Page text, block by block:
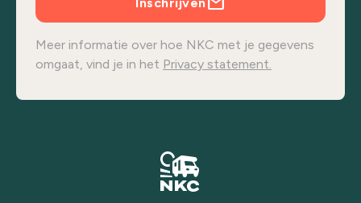
Meer informatie over hoe NKC met je gegevens
omgaat, vind je in het Privacy statement.